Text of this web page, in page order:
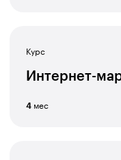
Курс
Интернет-
4 мес